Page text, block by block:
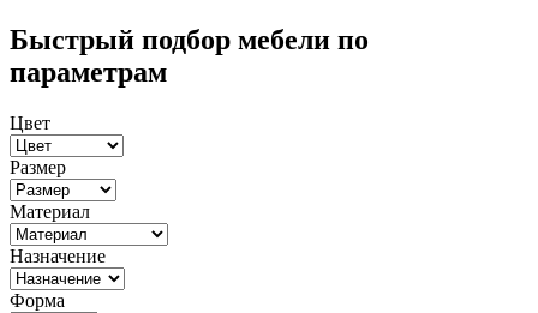
Быстрый подбор мебели по
параметрам
Цвет
Размер
Материал
Назначение
Форма